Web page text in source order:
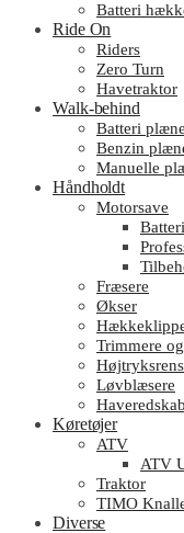
Batteri
Ride On
Riders
Zero Turn
Havetraktor
Walk-behind
Batteri
Benzin
Manuelle
Håndholdt
Motorsave
Fræsere
Økser
Trimmere
Løvblæsere
Køretøjer
ATV
ATV
Traktor
TIMO
Diverse